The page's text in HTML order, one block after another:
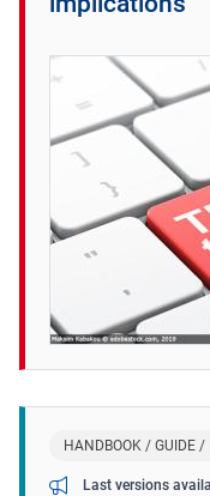
HANDBOOK / GUIDE
Last versions